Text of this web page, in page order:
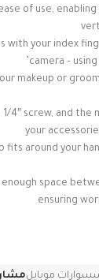
of use,
with your index
camera –
makeup or
1/4″ screw, and
your
fits around your
space
ensuring
موبايل